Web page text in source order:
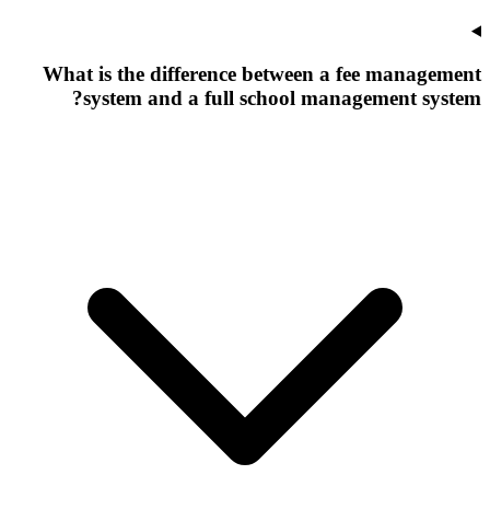
What is the difference between a fee management
system and a full school management system?